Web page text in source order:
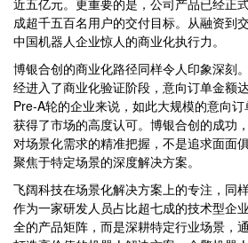
成超千五百名用户的交付目标。从融资到
中国机器人企业惊人的商业化执行力。
博银合创的商业化路径同样令人印象深刻
经进入了商业化验证阶段，意向订单金额
Pre-A轮的企业来说，如此大规模的意向
获得了市场的高度认可。博银合创的成功
对场景化需求的精准把握，不是追求面面
聚焦于特定场景的深度解决方案。
飞阔科技在场景化解决方案上的专注，同
作为一家研发人员占比超七成的技术型企
全的产品矩阵，而是深耕特定行业场景，